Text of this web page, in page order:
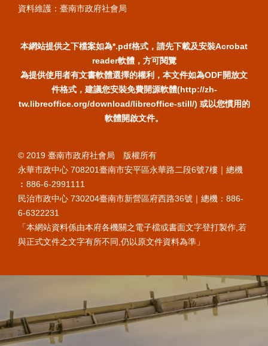
資料維護：臺南市政府社會局
本網站提供之下檔案如為*.pdf格式，請先下載及安裝Acrobat
reader軟體，方可閱覽
為提供使用者有文書軟體選擇的權利，本文件如為ODF開放文
件格式，建議您安裝免費開源軟體(http://zh-
tw.libreoffice.org/download/libreoffice-still/) 或以您慣用的
軟體開啟文件。
© 2019 臺南市政府社會局 版權所有
永華市政中心 708201臺南市安平區永華路二段6號7樓｜總機
︰886-6-2991111
民治市政中心 730204臺南市新營區府西路36號｜總機：886-
6-6322231
「本網站資料係由本府各機關之電子檔或書面文字登打製作,若
與正式文件之文字有所不同,仍以原文件資料為準」